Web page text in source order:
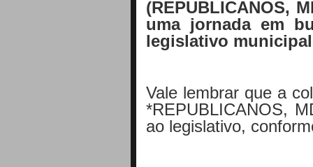
(REPUBLICANOS,
uma jornada em
legislativo
Vale lembrar que a
*REPUBLICANOS,
ao legislativo,